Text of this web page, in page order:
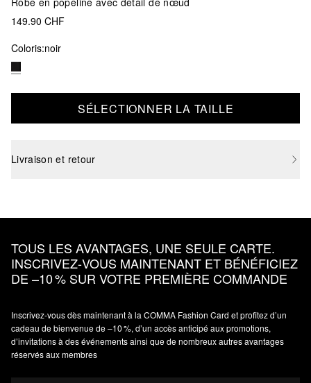
149.90 CHF
Coloris:noir
SÉLECTIONNER LA TAILLE
Livraison et retour
TOUS LES AVANTAGES, UNE SEULE CARTE.
INSCRIVEZ‑VOUS MAINTENANT ET BÉNÉFICIEZ
DE –10 % SUR VOTRE PREMIÈRE COMMANDE
Inscrivez‑vous dès maintenant à la COMMA Fashion Card et profitez d’un
cadeau de bienvenue de –10 %, d’un accès anticipé aux promotions,
d’invitations à des événements ainsi que de nombreux autres avantages
réservés aux membres